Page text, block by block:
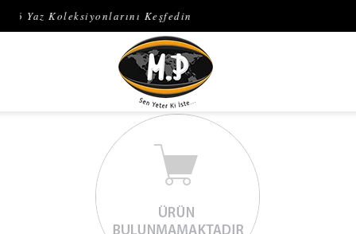
Yaz Koleksiyonlarını Keşfedin